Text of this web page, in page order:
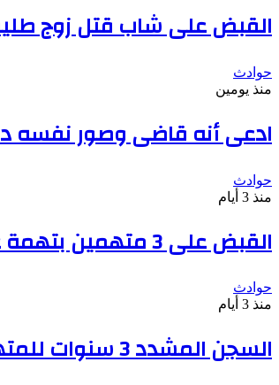
القبض على شاب قتل زوج
حوادث
منذ يومين
ادعى أنه قاضى وصور نفسه داخل
حوادث
منذ 3 أيام
القبض على 3 متهمين بتهمة غسل 130 مليون جنيه من تجارة السلاح
حوادث
منذ 3 أيام
السجن المشدد 3 سنوات للمتهم بهتك عرض سيدة والتحرش بها فى أحد شوارع الوراق